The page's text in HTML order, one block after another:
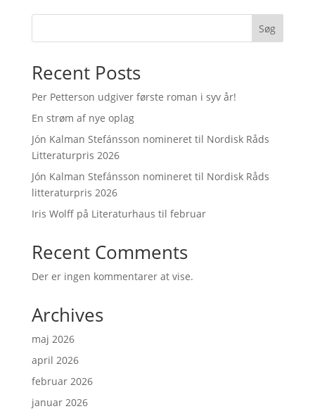
Søg
Recent Posts
Per Petterson udgiver første roman i syv år!
En strøm af nye oplag
Jón Kalman Stefánsson nomineret til Nordisk Råds
Litteraturpris 2026
Jón Kalman Stefánsson nomineret til Nordisk Råds
litteraturpris 2026
Iris Wolff på Literaturhaus til februar
Recent Comments
Der er ingen kommentarer at vise.
Archives
maj 2026
april 2026
februar 2026
januar 2026